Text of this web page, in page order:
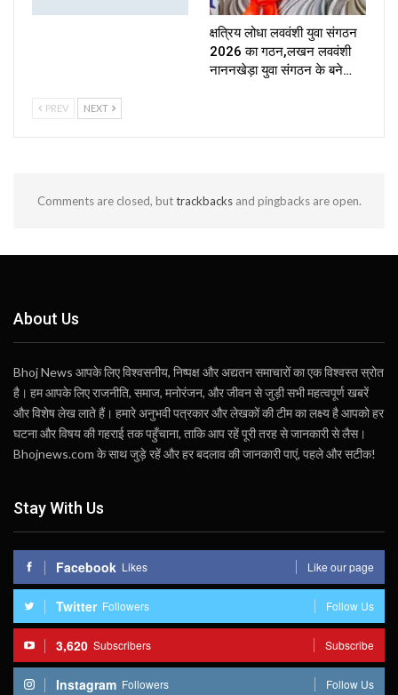
क्षत्रिय लोधा लववंशी युवा संगठन
2026 का गठन,लखन लववंशी
नाननखेड़ा युवा संगठन के बने…
PREV NEXT
Comments are closed, buttrackbacksand pingbacks are open.
About Us
Bhoj News आपके लिए विश्वसनीय, निष्पक्ष और अद्यतन समाचारों का एक विश्वस्त स्रोत
है। हम आपके लिए राजनीति, समाज, मनोरंजन, और जीवन से जुड़ी सभी महत्वपूर्ण खबरें
और विशेष लेख लाते हैं। हमारे अनुभवी पत्रकार और लेखकों की टीम का लक्ष्य है आपको हर
घटना और विषय की गहराई तक पहुँचाना, ताकि आप रहें पूरी तरह से जानकारी से लैस।
Bhojnews.com के साथ जुड़े रहें और हर बदलाव की जानकारी पाएं, पहले और सटीक!
Stay With Us
Facebook Likes Like our page
Twitter Followers Follow Us
3,620 Subscribers Subscribe
Instagram Followers Follow Us